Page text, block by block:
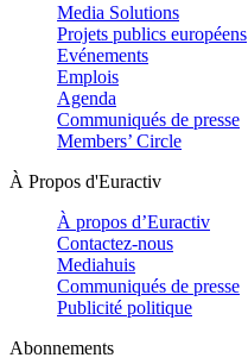
Media Solutions
Projets publics européens
Evénements
Emplois
Agenda
Communiqués de presse
Members’ Circle
À Propos d'Euractiv
À propos d’Euractiv
Contactez-nous
Mediahuis
Communiqués de presse
Publicité politique
Abonnements